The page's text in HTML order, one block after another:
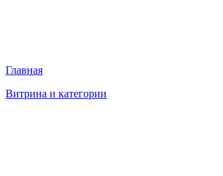
Главная
Витрина и категории